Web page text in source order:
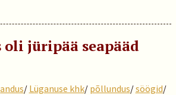
oli jüripää seapääd
/ Lüganuse khk/ põllundus/söögid/